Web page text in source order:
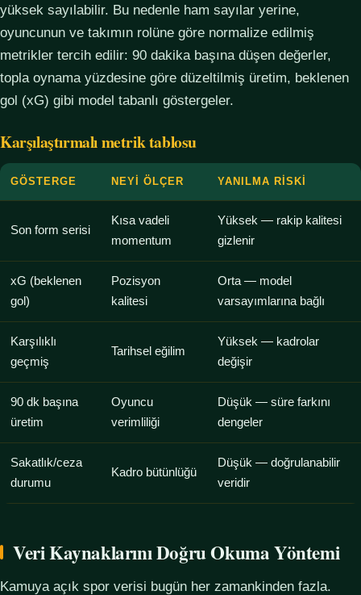
yüksek sayılabilir. Bu nedenle ham sayılar yerine,
oyuncunun ve takımın rolüne göre normalize edilmiş
metrikler tercih edilir: 90 dakika başına düşen değerler,
topla oynama yüzdesine göre düzeltilmiş üretim, beklenen
gol (xG) gibi model tabanlı göstergeler.
Karşılaştırmalı metrik tablosu
GÖSTERGE NEYI ÖLÇER YANILMA RISKI
Son form serisi
Kısa vadeli
momentum
Yüksek — rakip kalitesi
gizlenir
xG (beklenen
gol)
Pozisyon
kalitesi
Orta — model
varsayımlarına bağlı
Karşılıklı
geçmiş
Tarihsel eğilim
Yüksek — kadrolar
değişir
90 dk başına
üretim
Oyuncu
verimliliği
Düşük — süre farkını
dengeler
Sakatlık/ceza
durumu
Kadro bütünlüğü
Düşük — doğrulanabilir
veridir
Veri Kaynaklarını Doğru Okuma Yöntemi
Kamuya açık spor verisi bugün her zamankinden fazla.